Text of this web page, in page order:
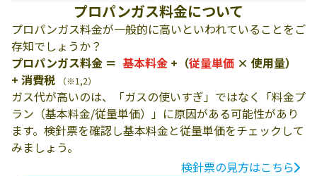
プロパンガス料金について
プロパンガス料金が一般的に高いといわれていることをご
存知でしょうか？
プロパンガス料金 ＝ 基本料金 +（従量単価 × 使用量）
+ 消費税
（※1,2）
ガス代が高いのは、「ガスの使いすぎ」ではなく「料金プ
ラン（基本料金/従量単価）」に原因がある可能性があり
ます。検針票を確認し基本料金と従量単価をチェックして
みましょう。
検針票の見方はこちら